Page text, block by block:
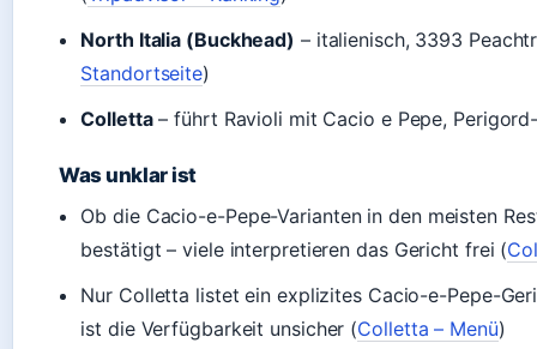
North Italia (Buckhead) – italienisch, 3393
Standortseite)
Colletta– führt Ravioli mit Cacio e Pepe,
Was unklar ist
Ob die Cacio-e-Pepe-Varianten in den meisten
bestätigt – viele interpretieren das Gericht frei (
Nur Colletta listet ein explizites Cacio-e-Pepe-
ist die Verfügbarkeit unsicher (Colletta – Menü)